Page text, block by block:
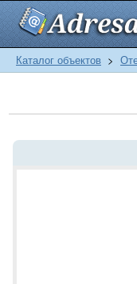
Каталог объектов >